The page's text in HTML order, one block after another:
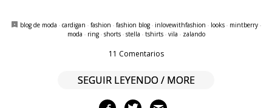
blog de moda · cardigan · fashion · fashion blog · inlovewithfashion · looks · mintberry ·
moda · ring· shorts· stella · tshirts· vila · zalando
11 Comentarios
SEGUIR LEYENDO / MORE